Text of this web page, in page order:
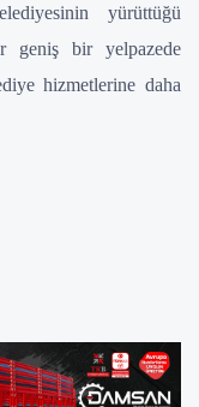
yürüttüğü
geniş bir yelpazede
hizmetlerine daha